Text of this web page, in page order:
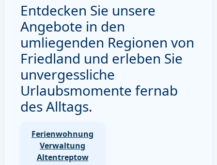
Entdecken Sie unsere
Angebote in den
umliegenden Regionen von
Friedland und erleben Sie
unvergessliche
Urlaubsmomente fernab
des Alltags.
Ferienwohnung
Verwaltung
Altentreptow